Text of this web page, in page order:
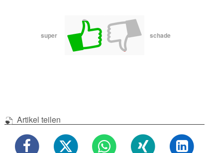
super schade
Artikel teilen